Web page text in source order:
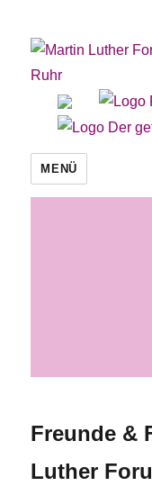
Martin
MENÜ
Freunde &
Luther